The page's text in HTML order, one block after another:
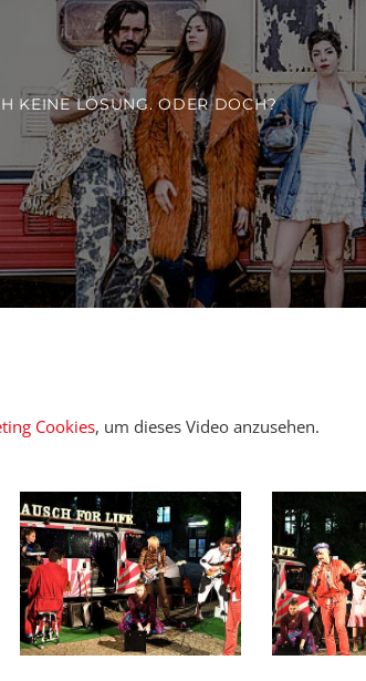
KEINE LÖSUNG. ODER DOCH?
Cookies, um dieses Video anzusehen.